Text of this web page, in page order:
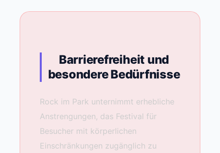
Barrierefreiheit und
besondere Bedürfnisse
Rock im Park unternimmt erhebliche
Anstrengungen, das Festival für
Besucher mit körperlichen
Einschränkungen zugänglich zu